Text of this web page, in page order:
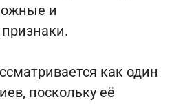
и
как один
поскольку её